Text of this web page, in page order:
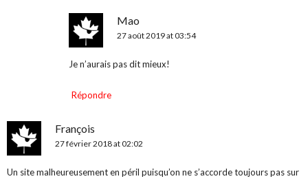
Mao
27 août 2019 at 03:54
Je n’aurais pas dit mieux!
Répondre
François
27 février 2018 at 02:02
Un site malheureusement en péril puisqu’on ne s’accorde toujours pas sur